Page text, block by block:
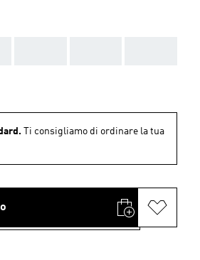
Ti consigliamo di ordinare la tua